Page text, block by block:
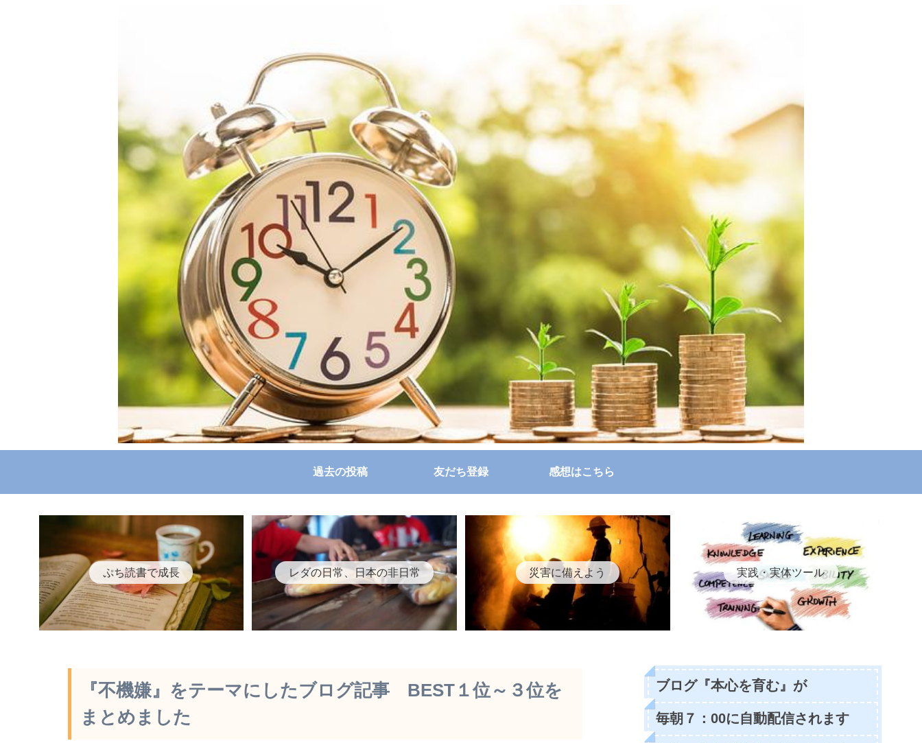
過去の投稿 友だち登録 感想はこちら
ぷち読書で成長 レダの日常、日本の非日常 災害に備えよう 実践・実体ツール
『不機嫌』をテーマにしたブログ記事 BEST１位～３位を
まとめました
ブログ『本心を育む』が
毎朝７：00に自動配信されます